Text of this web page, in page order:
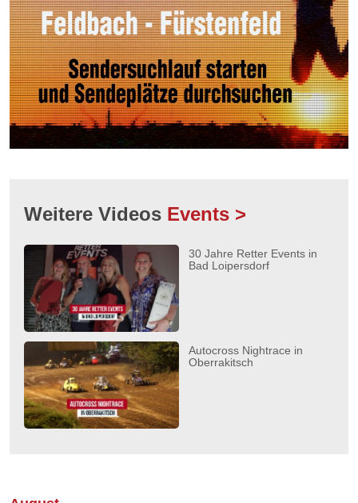
Weitere Videos Events >
30 Jahre Retter Events in
Bad Loipersdorf
Autocross Nightrace in
Oberrakitsch